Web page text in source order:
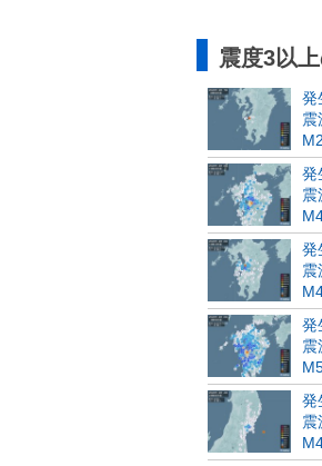
震度3以
発
震
発
震
発
震
発
震
発
震